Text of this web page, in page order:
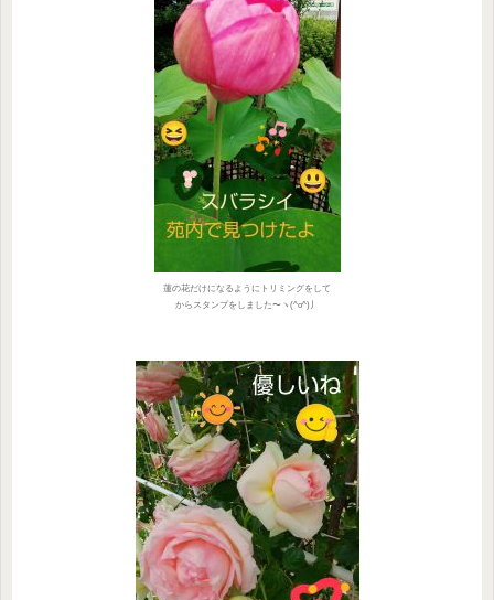
蓮の花だけになるようにトリミングをして
からスタンプをしました〜ヽ(^o^)丿